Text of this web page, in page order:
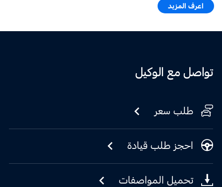
اعرف المزيد
تواصل مع الوكيل
طلب سعر
احجز طلب قيادة
تحميل المواصفات